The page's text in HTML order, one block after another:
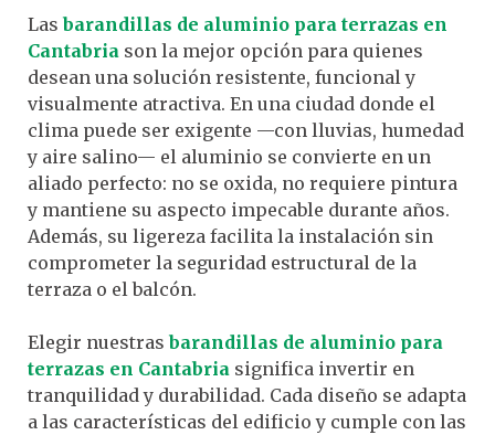
Lasbarandillas de aluminio para terrazas en
Cantabria son la mejor opción para quienes
desean una solución resistente, funcional y
visualmente atractiva. En una ciudad donde el
clima puede ser exigente —con lluvias, humedad
y aire salino— el aluminio se convierte en un
aliado perfecto: no se oxida, no requiere pintura
y mantiene su aspecto impecable durante años.
Además, su ligereza facilita la instalación sin
comprometer la seguridad estructural de la
terraza o el balcón.
Elegir nuestrasbarandillas de aluminio para
terrazas en Cantabria significa invertir en
tranquilidad y durabilidad. Cada diseño se adapta
a las características del edificio y cumple con las